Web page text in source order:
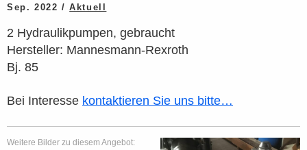
Sep. 2022 /Aktuell
2 Hydraulikpumpen, gebraucht
Hersteller: Mannesmann-Rexroth
Bj. 85
Bei Interesse kontaktieren Sie uns bitte…
Weitere Bilder zu diesem Angebot: